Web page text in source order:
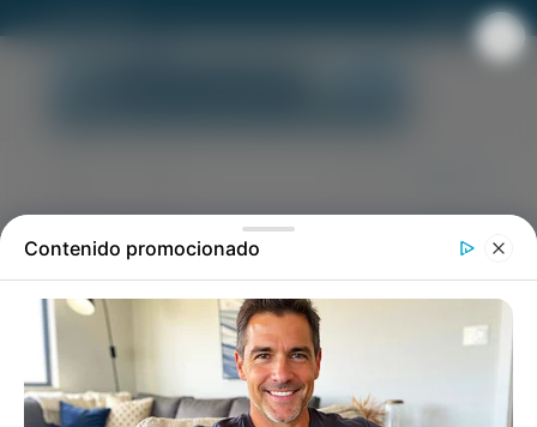
CONTACTO
CLASIFICADOS
Se busca cadete con moto
para heladería de Roldán
Requisitos y donde enviar CV, a un click.